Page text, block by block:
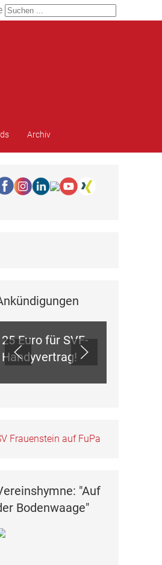
Archiv
ANKÜNDIGUNGEN
25 Euro für SVF-
Handyvertrag!
Frauenstein auf FuPa
"Auf
Bodenwaage"